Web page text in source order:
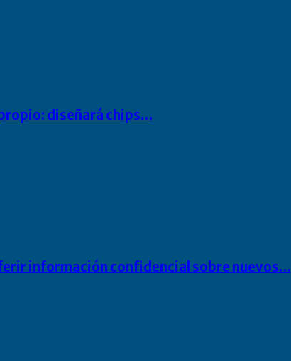
diseñará chips…
información confidencial sobre nuevos…